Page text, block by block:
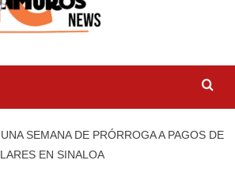
UNA SEMANA DE PRÓRROGA A PAGOS DE
EN SINALOA